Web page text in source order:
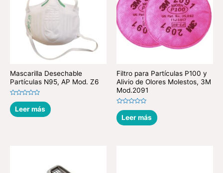
Mascarilla Desechable
Partículas N95, AP Mod. Z6
Valorado
en
0
de
Leer más
Filtro para Partículas P100 y
Alivio de Olores Molestos, 3M
Mod.2091
Valorado
en
0
de
Leer más